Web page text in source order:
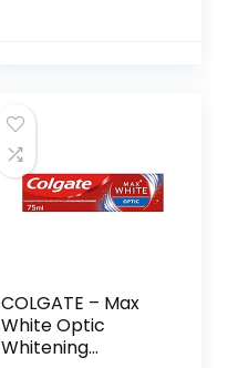
COLGATE – Max
White Optic
Whitening